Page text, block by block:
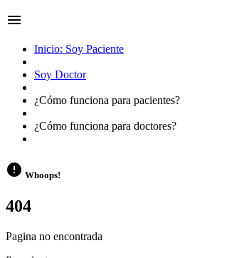
menu
Inicio: Soy Paciente
Soy Doctor
¿Cómo funciona para pacientes?
¿Cómo funciona para doctores?
error Whoops!
404
Pagina no encontrada